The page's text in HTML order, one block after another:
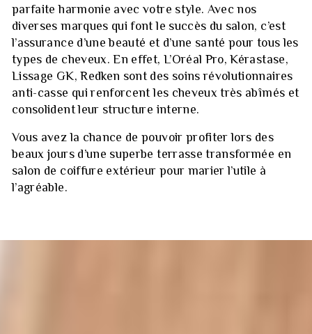
parfaite harmonie avec votre style. Avec nos
diverses marques qui font le succès du salon, c’est
l’assurance d’une beauté et d’une santé pour tous les
types de cheveux. En effet, L’Oréal Pro, Kérastase,
Lissage GK, Redken sont des soins révolutionnaires
anti-casse qui renforcent les cheveux très abîmés et
consolident leur structure interne.
Vous avez la chance de pouvoir profiter lors des
beaux jours d’une superbe terrasse transformée en
salon de coiffure extérieur pour marier l’utile à
l’agréable.